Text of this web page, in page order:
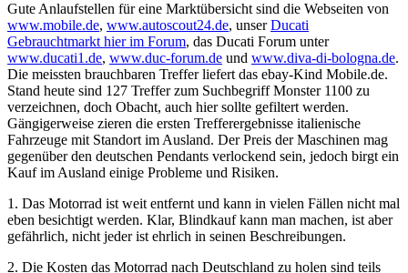
Gute Anlaufstellen für eine Marktübersicht sind die Webseiten von
www.mobile.de, www.autoscout24.de, unserDucati
Gebrauchtmarkt hier im Forum, das Ducati Forum unter
www.ducati1.de, www.duc-forum.de und www.diva-di-bologna.de.
Die meissten brauchbaren Treffer liefert das ebay-Kind Mobile.de.
Stand heute sind 127 Treffer zum Suchbegriff Monster 1100 zu
verzeichnen, doch Obacht, auch hier sollte gefiltert werden.
Gängigerweise zieren die ersten Trefferergebnisse italienische
Fahrzeuge mit Standort im Ausland. Der Preis der Maschinen mag
gegenüber den deutschen Pendants verlockend sein, jedoch birgt ein
Kauf im Ausland einige Probleme und Risiken.
1. Das Motorrad ist weit entfernt und kann in vielen Fällen nicht mal
eben besichtigt werden. Klar, Blindkauf kann man machen, ist aber
gefährlich, nicht jeder ist ehrlich in seinen Beschreibungen.
2. Die Kosten das Motorrad nach Deutschland zu holen sind teils